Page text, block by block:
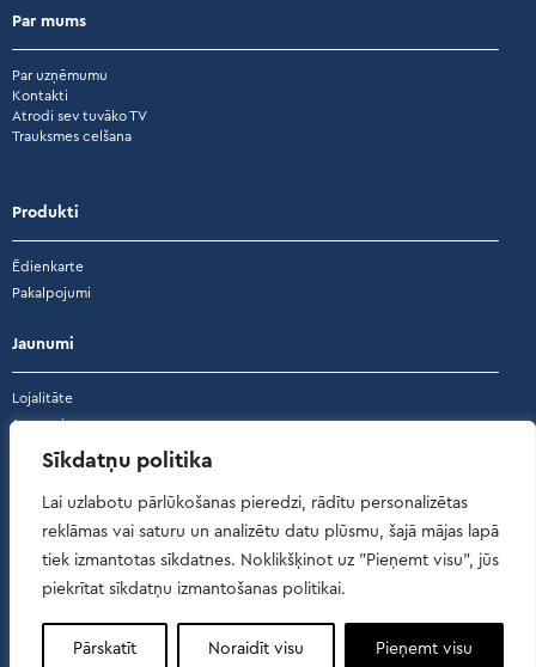
Sīkdatņu politika
Lai uzlabotu pārlūkošanas pieredzi, rādītu personalizētas
reklāmas vai saturu un analizētu datu plūsmu, šajā mājas lapā
tiek izmantotas sīkdatnes. Noklikšķinot uz "Pieņemt visu", jūs
piekrītat sīkdatņu izmantošanas politikai.
Pārskatīt Noraidīt visu Pieņemt visu
Par mums
Par uzņēmumu
Kontakti
Atrodi sev tuvāko TV
Trauksmes celšana
Produkti
Ēdienkarte
Pakalpojumi
Jaunumi
Lojalitāte
Jaunumi
Akcijas
Atsauksmes
Atsauksmes